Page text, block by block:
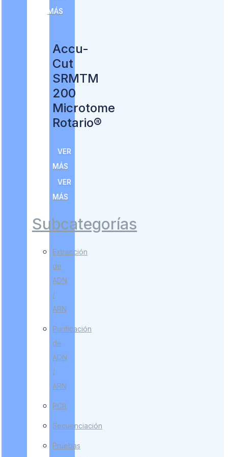
MÁS
Accu-
Cut
SRMTM
200
Microtome
Rotario®
VER
MÁS
VER
MÁS
Subcategorías
Extracción
de
ADN
/
ARN
Purificación
de
ADN
/
ARN
PCR
Secuenciación
Pruebas